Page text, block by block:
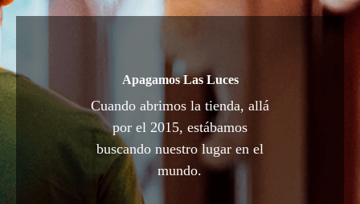
Apagamos Las Luces
Cuando abrimos la tienda, allá
por el 2015, estábamos
buscando nuestro lugar en el
mundo.